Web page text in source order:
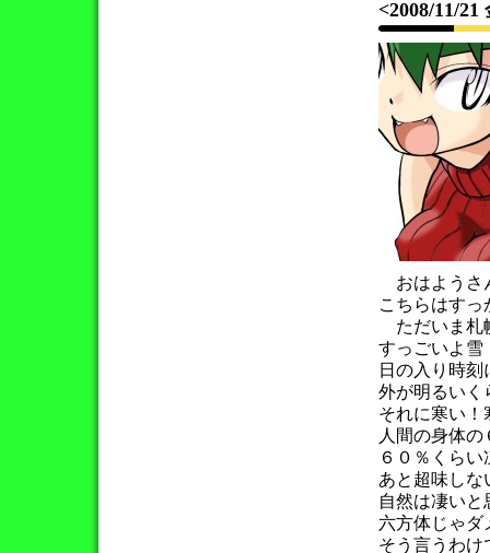
<2008/11/21
おはようさ
こちらはす
ただいま札
すっごいよ雪
日の入り時
外が明るいく
それに寒い！
人間の身体
６０％くら
あと超味しな
自然は凄い
六方体じゃダ
そう言うわけ